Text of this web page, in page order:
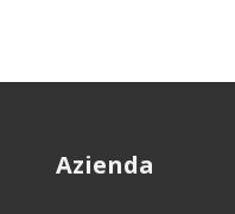
Azienda